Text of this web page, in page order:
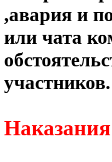
,авария и
или чата
участников.